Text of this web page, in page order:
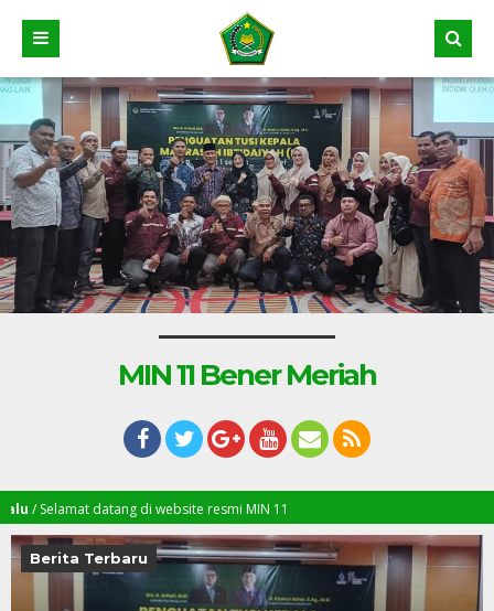
MIN 11 Bener Meriah
datang di website resmi MIN 11
Berita Terbaru